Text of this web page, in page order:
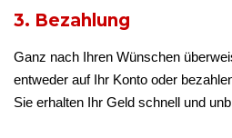
3. Bezahlung
Ganz nach Ihren Wünschen
entweder auf Ihr Konto oder
Sie erhalten Ihr Geld schnell und